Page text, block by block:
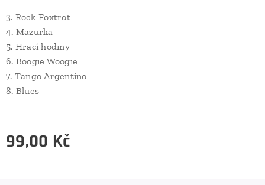
3. Rock-Foxtrot
4. Mazurka
5. Hrací hodiny
6. Boogie Woogie
7. Tango Argentino
8. Blues
99,00 Kč